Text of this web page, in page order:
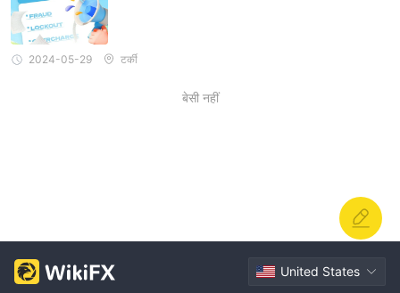
2024-05-29 टर्की
बेसी नहीं
United States